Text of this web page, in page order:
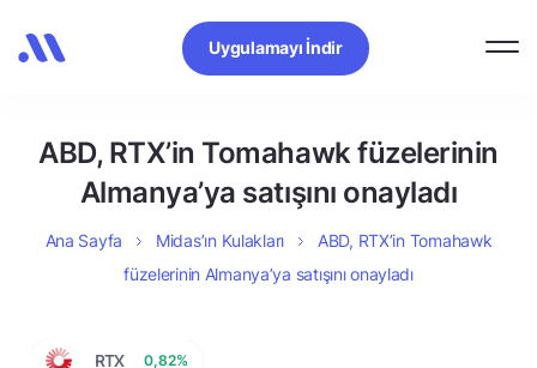
Uygulamayı İndir
ABD, RTX’in Tomahawk füzelerinin
Almanya’ya satışını onayladı
Ana Sayfa Midas’ın Kulakları
ABD, RTX’in Tomahawk
füzelerinin Almanya’ya satışını onayladı
RTX 0,82%